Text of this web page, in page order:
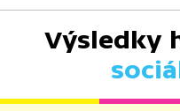
Výsledky